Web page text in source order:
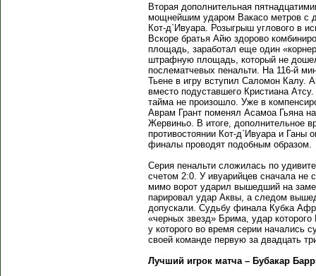
Вторая дополнительная
мощнейшим ударом Вакасо метров с
Кот-д`Ивуара. Розыгрыш углового в
Вскоре братья Айю здорово
площадь, заработал еще один
штрафную площадь, который не дошел
послематчевых пенальти. На 116-й
Тьене в игру вступил Саломон Калу.
вместо подуставшего Кристиана
тайма не произошло. Уже в
Аврам Грант поменял Асамоа Гьяна
Жервиньо. В итоге, дополнительное
противостоянии Кот-д`Ивуара и Ганы
финалы проводят подобным образом.
Серия пенальти сложилась по
счетом 2:0. У ивуарийцев сначала не
мимо ворот ударил вышедший на
парировал удар Аквы, а следом
допускали. Судьбу финала Кубка
«черных звезд» Брима, удар
у которого во время серии начались
своей команде первую за двадцать
Лучший игрок матча – Бубакар